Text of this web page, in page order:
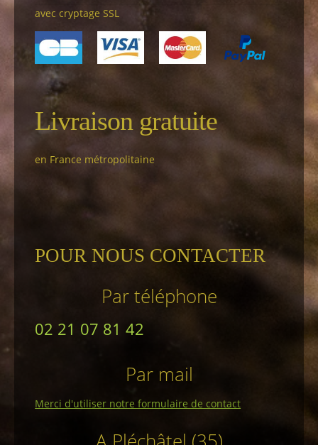
avec cryptage SSL
Livraison gratuite
en France métropolitaine
POUR NOUS CONTACTER
Par téléphone
02 21 07 81 42
Par mail
Merci d'utiliser notre formulaire de contact